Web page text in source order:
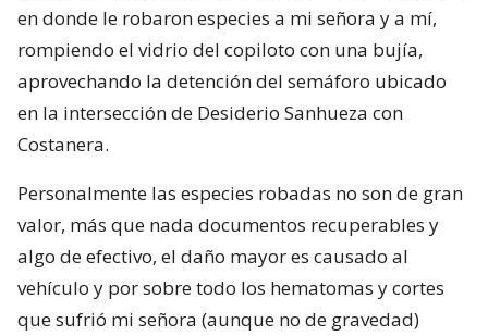
en donde le robaron especies a mi señora y a mí,
rompiendo el vidrio del copiloto con una bujía,
aprovechando la detención del semáforo ubicado
en la intersección de Desiderio Sanhueza con
Costanera.
Personalmente las especies robadas no son de gran
valor, más que nada documentos recuperables y
algo de efectivo, el daño mayor es causado al
vehículo y por sobre todo los hematomas y cortes
que sufrió mi señora (aunque no de gravedad)